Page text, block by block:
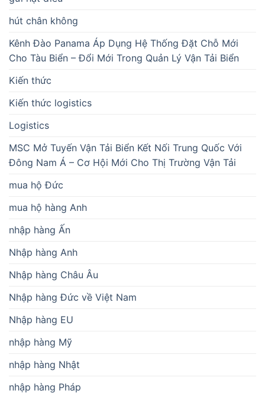
hút chân không
Kênh Đào Panama Áp Dụng Hệ Thống Đặt Chỗ Mới
Cho Tàu Biển – Đổi Mới Trong Quản Lý Vận Tải Biển
Kiến thức
Kiến thức logistics
Logistics
MSC Mở Tuyến Vận Tải Biển Kết Nối Trung Quốc Với
Đông Nam Á – Cơ Hội Mới Cho Thị Trường Vận Tải
mua hộ Đức
mua hộ hàng Anh
nhập hàng Ấn
Nhập hàng Anh
Nhập hàng Châu Âu
Nhập hàng Đức về Việt Nam
Nhập hàng EU
nhập hàng Mỹ
nhập hàng Nhật
nhập hàng Pháp